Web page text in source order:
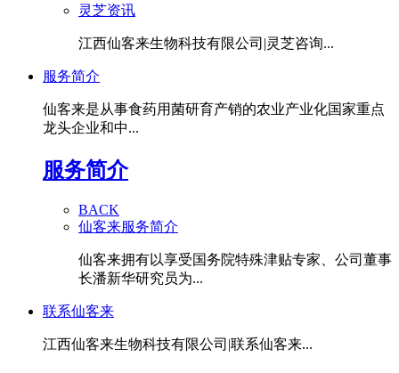
灵芝资讯
江西仙客来生物科技有限公司|灵芝咨询...
服务简介
仙客来是从事食药用菌研育产销的农业产业化国家重点
龙头企业和中...
服务简介
BACK
仙客来服务简介
仙客来拥有以享受国务院特殊津贴专家、公司董事
长潘新华研究员为...
联系仙客来
江西仙客来生物科技有限公司|联系仙客来...